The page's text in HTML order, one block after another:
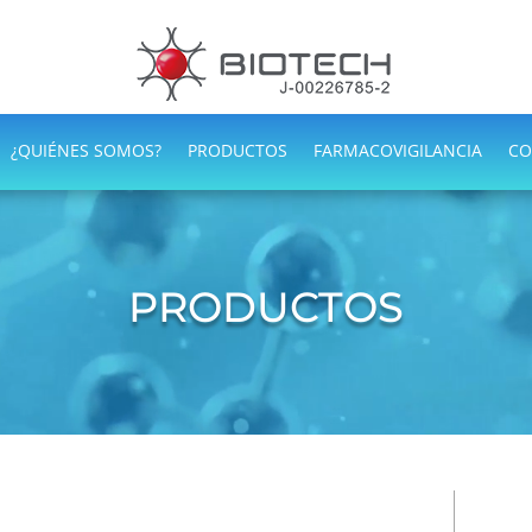
¿QUIÉNES SOMOS? PRODUCTOS FARMACOVIGILANCIA
PRODUCTOS